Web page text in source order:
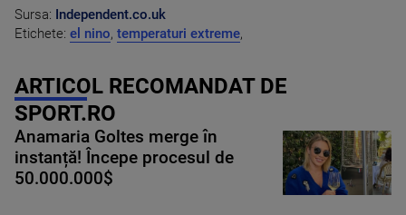
Sursa: Independent.co.uk
Etichete: el nino, temperaturi extreme,
ARTICOL RECOMANDAT DE
SPORT.RO
Anamaria Goltes merge în
instanță! Începe procesul de
50.000.000$